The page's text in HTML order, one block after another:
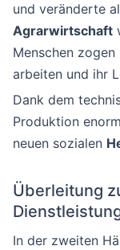
und veränderte
Agrarwirtschaft
Menschen
arbeiten und ihr
Dank dem
Produktion
neuen sozialen
Überleitung
In der zweiten